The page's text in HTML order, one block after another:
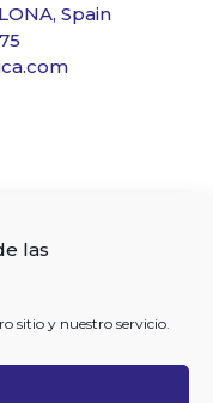
las
sitio y nuestro servicio.
Spain